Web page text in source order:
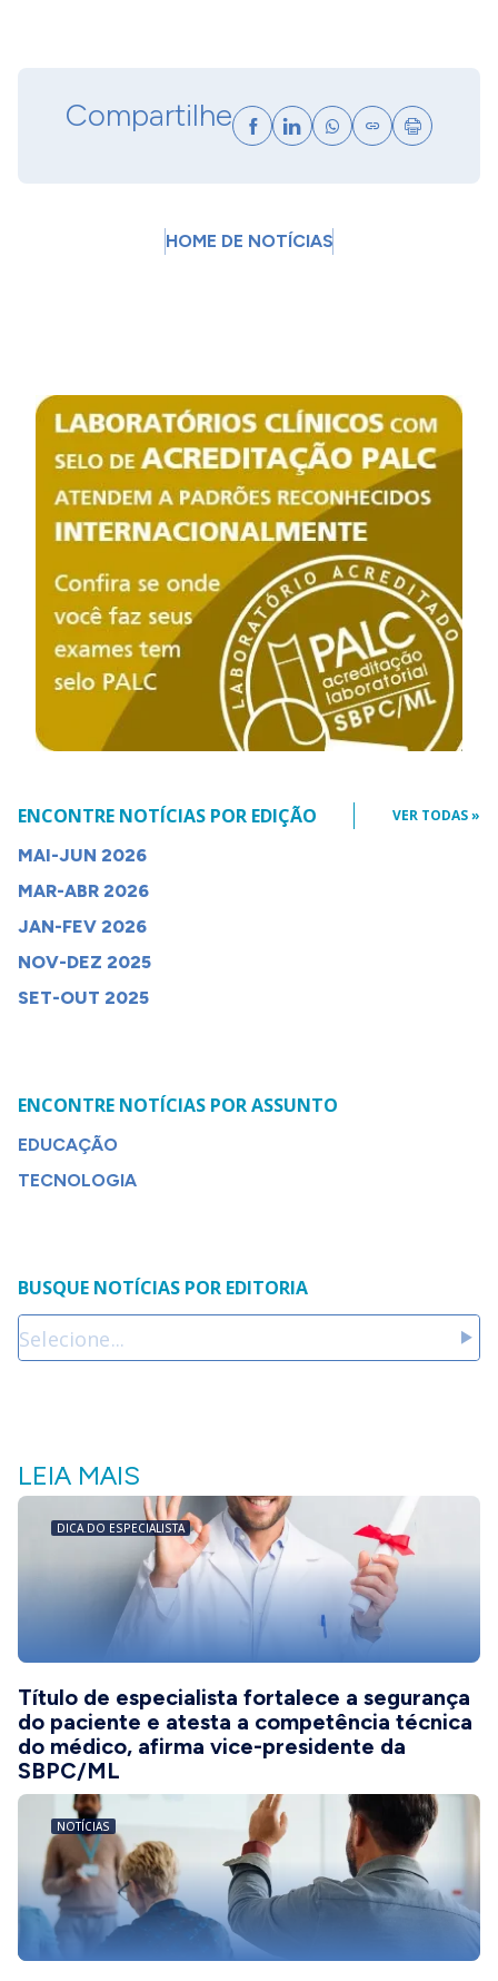
Compartilhe
HOME DE NOTÍCIAS
ENCONTRE NOTÍCIAS POR EDIÇÃO VER TODAS »
MAI-JUN 2026
MAR-ABR 2026
JAN-FEV 2026
NOV-DEZ 2025
SET-OUT 2025
ENCONTRE NOTÍCIAS POR ASSUNTO
EDUCAÇÃO
TECNOLOGIA
BUSQUE NOTÍCIAS POR EDITORIA
LEIA MAIS
DICA DO ESPECIALISTA
Título de especialista fortalece a segurança
do paciente e atesta a competência técnica
do médico, afirma vice-presidente da
SBPC/ML
NOTÍCIAS